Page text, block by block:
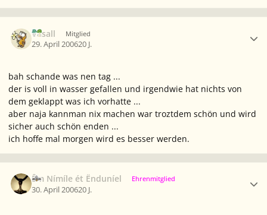
Vasall Mitglied
29. April 200620 J.
bah schande was nen tag ...
der is voll in wasser gefallen und irgendwie hat nichts von
dem geklappt was ich vorhatte ...
aber naja kannman nix machen war troztdem schön und wird
sicher auch schön enden ...
ich hoffe mal morgen wird es besser werden.
Êm Nímíle ét Ënduníel Ehrenmitglied
30. April 200620 J.